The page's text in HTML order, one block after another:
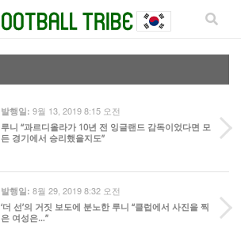
발행일: 9월 13, 2019 8:15 오전
루니 “과르디올라가 10년 전 잉글랜드 감독이었다면 모
든 경기에서 승리했을지도”
발행일: 8월 29, 2019 8:32 오전
‘더 선’의 거짓 보도에 분노한 루니 “클럽에서 사진을 찍
은 여성은…”